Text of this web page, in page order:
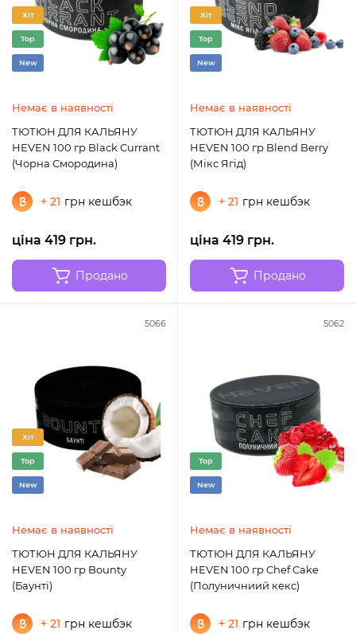
Хіт
Top
New
Немає в наявності
ТЮТЮН ДЛЯ КАЛЬЯНУ
HEVEN 100 гр Black Currant
(Чорна Смородина)
+ 21 грн кешбэк
ціна 419 грн.
Продано
Хіт
Top
New
Немає в наявності
ТЮТЮН ДЛЯ КАЛЬЯНУ
HEVEN 100 гр Blend Berry
(Мікс Ягід)
+ 21 грн кешбэк
ціна 419 грн.
Продано
5066
Хіт
Top
New
Немає в наявності
ТЮТЮН ДЛЯ КАЛЬЯНУ
HEVEN 100 гр Bounty
(Баунті)
+ 21 грн кешбэк
5062
Top
New
Немає в наявності
ТЮТЮН ДЛЯ КАЛЬЯНУ
HEVEN 100 гр Chef Cake
(Полуничниий кекс)
+ 21 грн кешбэк